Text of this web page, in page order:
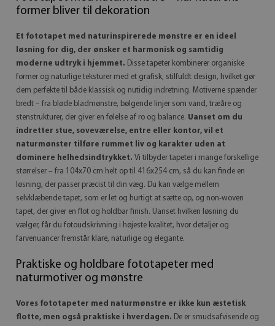
former bliver til dekoration
Et fototapet med naturinspirerede mønstre er en ideel
løsning for dig, der ønsker et harmonisk og samtidig
moderne udtryk i hjemmet. Disse tapeter kombinerer organiske
former og naturlige teksturer med et grafisk, stilfuldt design, hvilket gør
dem perfekte til både klassisk og nutidig indretning. Motiverne spænder
bredt – fra bløde bladmønstre, bølgende linjer som vand, træåre og
stenstrukturer, der giver en følelse af ro og balance. Uanset om du
indretter stue, soveværelse, entre eller kontor, vil et
naturmønster tilføre rummet liv og karakter uden at
dominere helhedsindtrykket. Vi tilbyder tapeter i mange forskellige
størrelser – fra 104x70 cm helt op til 416x254 cm, så du kan finde en
løsning, der passer præcist til din væg. Du kan vælge mellem
selvklæbende tapet, som er let og hurtigt at sætte op, og non-woven
tapet, der giver en flot og holdbar finish. Uanset hvilken løsning du
vælger, får du fotoudskrivning i højeste kvalitet, hvor detaljer og
farvenuancer fremstår klare, naturlige og elegante.
Praktiske og holdbare fototapeter med
naturmotiver og mønstre
Vores fototapeter med naturmønstre er ikke kun æstetisk
flotte, men også praktiske i hverdagen. De er smudsafvisende og